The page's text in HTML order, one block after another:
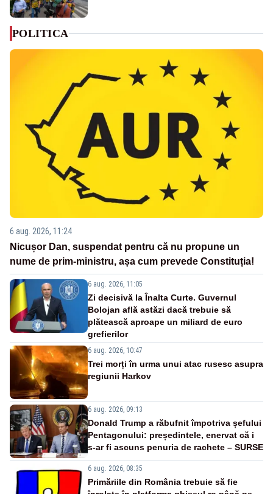
POLITICA
6 aug. 2026, 11:24
Nicușor Dan, suspendat pentru că nu propune un
nume de prim-ministru, așa cum prevede Constituția!
6 aug. 2026, 11:05
Zi decisivă la Înalta Curte. Guvernul
Bolojan află astăzi dacă trebuie să
plătească aproape un miliard de euro
grefierilor
6 aug. 2026, 10:47
Trei morți în urma unui atac rusesc asupra
regiunii Harkov
6 aug. 2026, 09:13
Donald Trump a răbufnit împotriva șefului
Pentagonului: președintele, enervat că i
s-ar fi ascuns penuria de rachete – SURSE
6 aug. 2026, 08:35
Primăriile din România trebuie să fie